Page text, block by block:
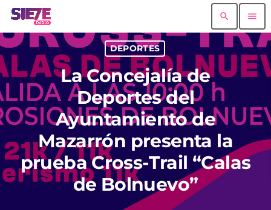
search menu
DEPORTES
La Concejalía de
Deportes del
Ayuntamiento de
Mazarrón presenta la
prueba Cross-Trail “Calas
de Bolnuevo”